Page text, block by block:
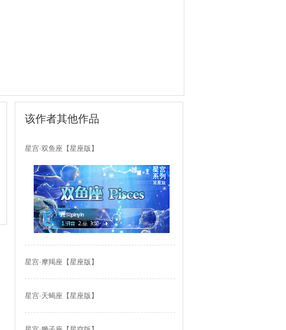
该作者其他作品
星宫·双鱼座【星座版】
星宫·摩羯座【星座版】
星宫·天蝎座【星座版】